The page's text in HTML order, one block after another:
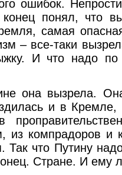
ошибок.
понял, что
самая
– все-таки
И что надо по
она вызрела.
и в
из компрадоров и
Так что Путину
Стране. И ему